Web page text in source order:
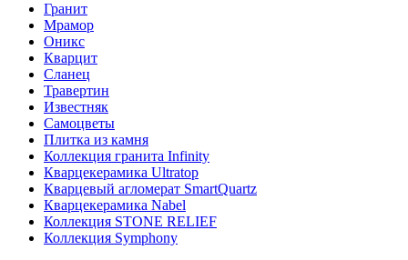
Гранит
Мрамор
Оникс
Кварцит
Сланец
Травертин
Известняк
Самоцветы
Плитка из камня
Коллекция гранита Infinity
Кварцекерамика Ultratop
Кварцевый агломерат SmartQuartz
Кварцекерамика Nabel
Коллекция STONE RELIEF
Коллекция Symphony